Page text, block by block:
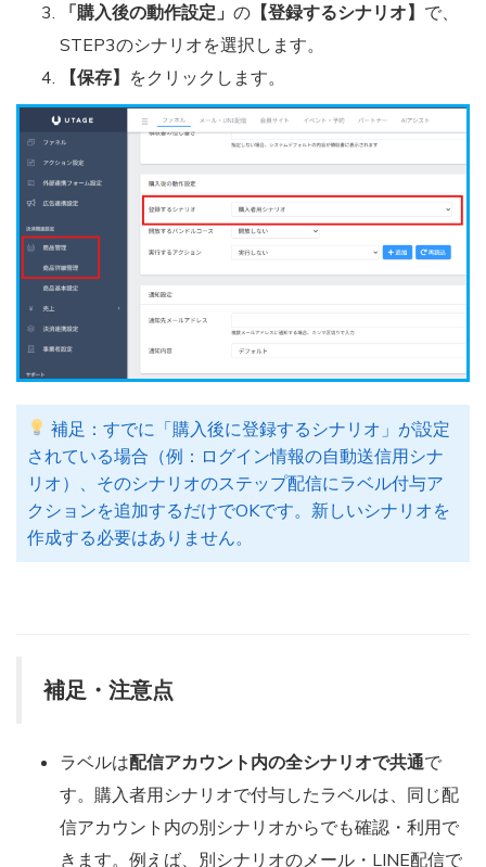
「購入後の動作設定」 の 【登録するシナリオ】 で、
STEP3のシナリオを選択します。
【保存】 をクリックします。
補足：すでに「購入後に登録するシナリオ」が設定
されている場合（例：ログイン情報の自動送信用シナ
リオ）、そのシナリオのステップ配信にラベル付与ア
クションを追加するだけでOKです。新しいシナリオを
作成する必要はありません。
補足・注意点
ラベルは配信アカウント内の全シナリオで共通で
す。購入者用シナリオで付与したラベルは、同じ配
信アカウント内の別シナリオからでも確認・利用で
きます。例えば、別シナリオのメール・LINE配信で